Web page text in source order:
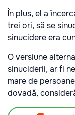
În plus, el a
trei ori, să se
sinucidere era
O versiune
sinuciderii, ar fi
mare de
dovadă,